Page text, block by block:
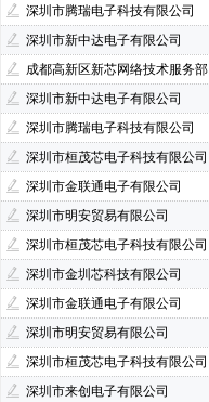
深圳市腾瑞电子科技有限公司
深圳市新中达电子有限公司
成都高新区新芯网络技术服务部
深圳市新中达电子有限公司
深圳市腾瑞电子科技有限公司
深圳市桓茂芯电子科技有限公司
深圳市金联通电子有限公司
深圳市明安贸易有限公司
深圳市桓茂芯电子科技有限公司
深圳市金圳芯科技有限公司
深圳市金联通电子有限公司
深圳市明安贸易有限公司
深圳市桓茂芯电子科技有限公司
深圳市来创电子有限公司